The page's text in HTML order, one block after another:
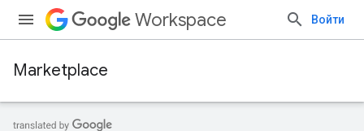
Workspace Войти
Marketplace